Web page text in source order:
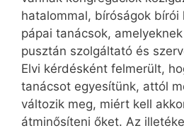
hatalommal, bíróságok bírói
pápai tanácsok,
pusztán szolgáltató és
Elvi kérdésként felmerült,
tanácsot egyesítünk, attól
változik meg, miért kell
átminősíteni őket. Az